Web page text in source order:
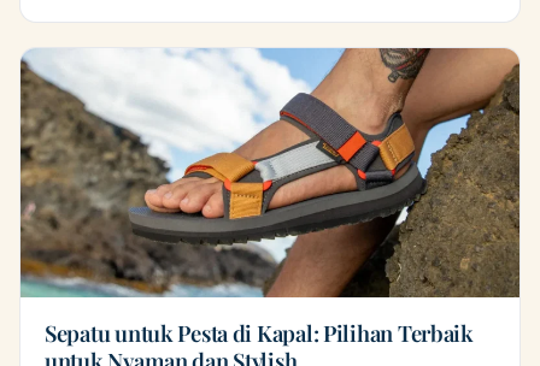
Sepatu untuk Pesta di Kapal: Pilihan Terbaik